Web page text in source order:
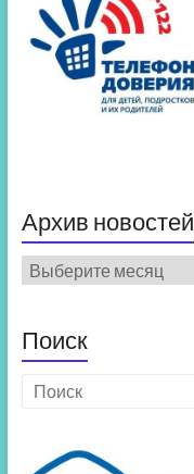
Архив новостей
Архив
новостей
Поиск